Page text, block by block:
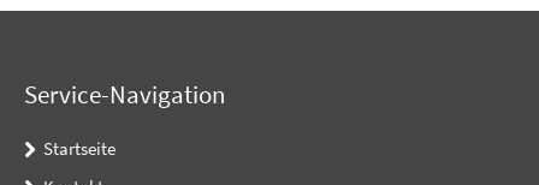
Service-Navigation
Startseite